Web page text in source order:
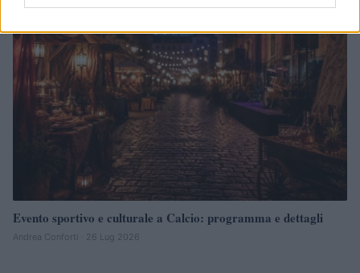
Evento sportivo e culturale a Calcio: programma e dettagli
Andrea Conforti · 26 Lug 2026